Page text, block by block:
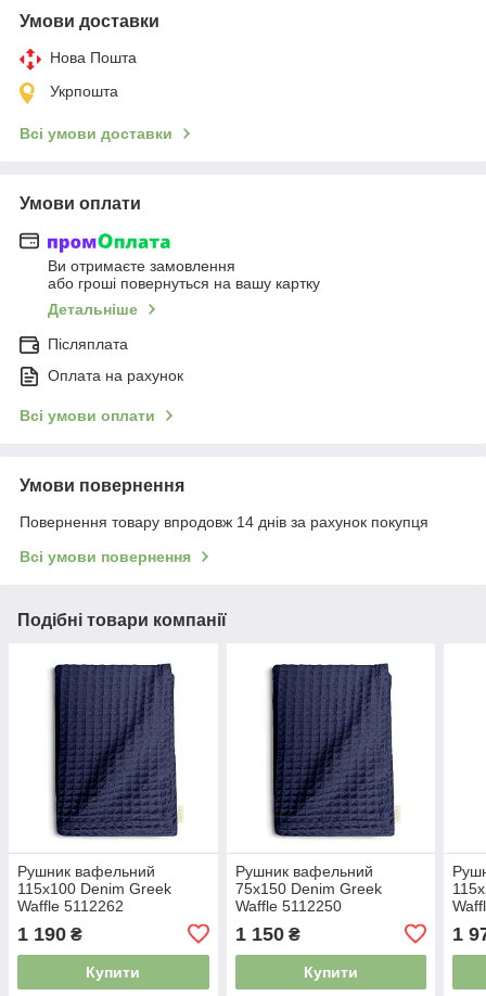
Умови доставки
Нова Пошта
Укрпошта
Всі умови доставки
Умови оплати
Ви отримаєте замовлення
або гроші повернуться на вашу картку
Детальніше
Післяплата
Оплата на рахунок
Всі умови оплати
Умови повернення
Повернення товару впродовж 14 днів за рахунок покупця
Всі умови повернення
Подібні товари компанії
Рушник вафельний
115x100 Denim Greek
Waffle 5112262
1 190 ₴
Купити
Рушник вафельний
75x150 Denim Greek
Waffle 5112250
1 150₴
Купити
1